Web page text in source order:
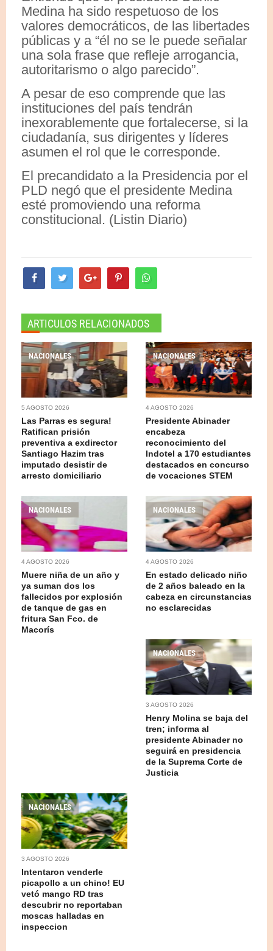
Medina ha sido respetuoso de los
valores democráticos, de las libertades
públicas y a “él no se le puede señalar
una sola frase que refleje arrogancia,
autoritarismo o algo parecido”.
A pesar de eso comprende que las
instituciones del país tendrán
inexorablemente que fortalecerse, si la
ciudadanía, sus dirigentes y líderes
asumen el rol que le corresponde.
El precandidato a la Presidencia por el
PLD negó que el presidente Medina
esté promoviendo una reforma
constitucional. (Listin Diario)
ARTICULOS RELACIONADOS
NACIONALES
5 AGOSTO 2026
Las Parras es segura!
Ratifican prisión
preventiva a exdirector
Santiago Hazim tras
imputado desistir de
arresto domiciliario
NACIONALES
4 AGOSTO 2026
Presidente Abinader
encabeza
reconocimiento del
Indotel a 170 estudiantes
destacados en concurso
de vocaciones STEM
NACIONALES
4 AGOSTO 2026
Muere niña de un año y
ya suman dos los
fallecidos por explosión
de tanque de gas en
fritura San Fco. de
Macorís
NACIONALES
4 AGOSTO 2026
En estado delicado niño
de 2 años baleado en la
cabeza en circunstancias
no esclarecidas
NACIONALES
3 AGOSTO 2026
Henry Molina se baja del
tren; informa al
presidente Abinader no
seguirá en presidencia
de la Suprema Corte de
Justicia
NACIONALES
3 AGOSTO 2026
Intentaron venderle
picapollo a un chino! EU
vetó mango RD tras
descubrir no reportaban
moscas halladas en
inspeccion